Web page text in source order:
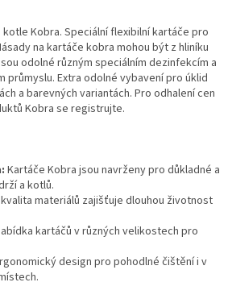
l
á
d
a
c
í
k
y
v
p
s
Kobra. Speciální flexibilní kartáče pro
na kartáče kobra mohou být z hliníku
odolné různým speciálním dezinfekcím a
průmyslu. Extra odolné vybavení pro úklid
a barevných variantách. Pro odhalení cen
Kobra se registrujte.
Kartáče Kobra jsou navrženy pro důkladné a
a kotlů.
materiálů zajišťuje dlouhou životnost
kartáčů v různých velikostech pro
design pro pohodlné čištění i v